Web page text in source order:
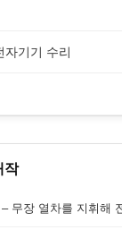
자기기 수리
작
무장 열차를 지휘해